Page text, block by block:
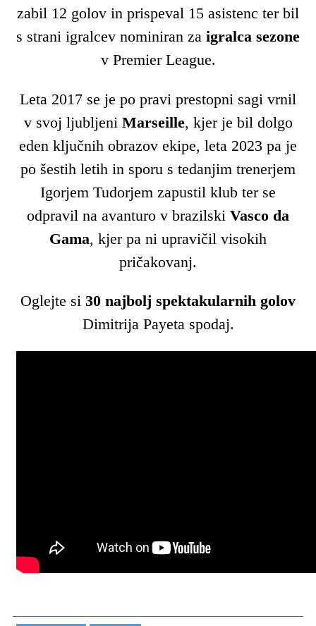
zabil 12 golov in prispeval 15 asistenc ter bil
s strani igralcev nominiran za igralca sezone
v Premier League.
Leta 2017 se je po pravi prestopni sagi vrnil
v svoj ljubljeni Marseille, kjer je bil dolgo
eden ključnih obrazov ekipe, leta 2023 pa je
po šestih letih in sporu s tedanjim trenerjem
Igorjem Tudorjem zapustil klub ter se
odpravil na avanturo v brazilski Vasco da
Gama, kjer pa ni upravičil visokih
pričakovanj.
Oglejte si 30 najbolj spektakularnih golov
Dimitrija Payeta spodaj.